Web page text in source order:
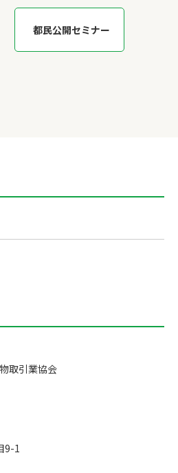
都民公開セミナー
取引業協会
9-1